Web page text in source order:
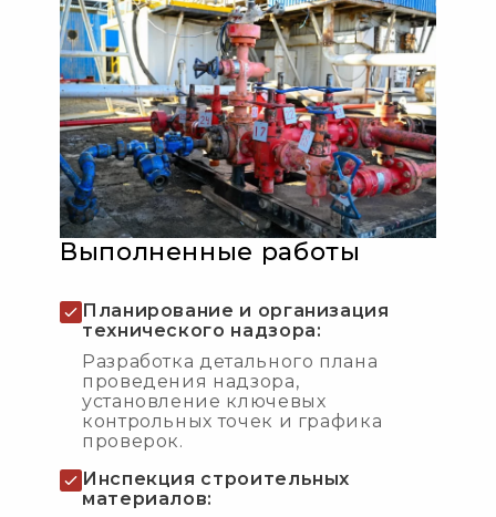
Выполненные работы
Планирование и организация
технического надзора:
Разработка детального плана
проведения надзора,
установление ключевых
контрольных точек и графика
проверок.
Инспекция строительных
материалов: